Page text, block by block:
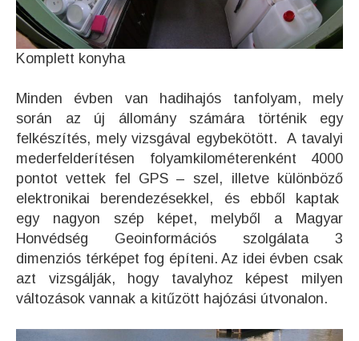
Komplett konyha
Minden évben van hadihajós tanfolyam, mely
során az új állomány számára történik egy
felkészítés, mely vizsgával egybekötött. A tavalyi
mederfelderítésen folyamkilométerenként 4000
pontot vettek fel GPS – szel, illetve különböző
elektronikai berendezésekkel, és ebből kaptak
egy nagyon szép képet, melyből a Magyar
Honvédség Geoinformációs szolgálata 3
dimenziós térképet fog építeni. Az idei évben csak
azt vizsgálják, hogy tavalyhoz képest milyen
változások vannak a kitűzött hajózási útvonalon.